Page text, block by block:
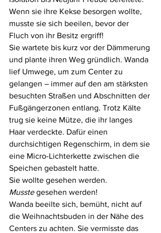
Wenn sie ihre Kekse besorgen wollte,
musste sie sich beeilen, bevor der
Fluch von ihr Besitz ergriff!
Sie wartete bis kurz vor der Dämmerung
und plante ihren Weg gründlich. Wanda
lief Umwege, um zum Center zu
gelangen – immer auf den am stärksten
besuchten Straßen und Abschnitten der
Fußgängerzonen entlang. Trotz Kälte
trug sie keine Mütze, die ihr langes
Haar verdeckte. Dafür einen
durchsichtigen Regenschirm, in dem sie
eine Micro-Lichterkette zwischen die
Speichen gebastelt hatte.
Sie wollte gesehen werden.
Musste gesehen werden!
Wanda beeilte sich, bemüht, nicht auf
die Weihnachtsbuden in der Nähe des
Centers zu achten. Sie vermisste das